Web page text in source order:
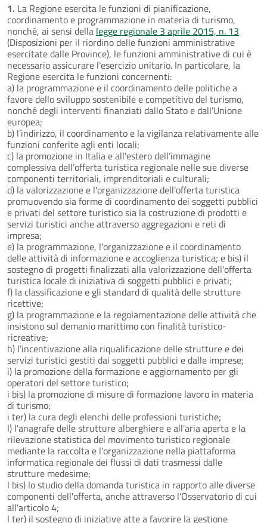
1. La Regione esercita le funzioni di pianificazione,
coordinamento e programmazione in materia di turismo,
nonché, ai sensi della legge regionale 3 aprile 2015, n. 13
(Disposizioni per il riordino delle funzioni amministrative
esercitate dalle Province), le funzioni amministrative di cui è
necessario assicurare l'esercizio unitario. In particolare, la
Regione esercita le funzioni concernenti:
a) la programmazione e il coordinamento delle politiche a
favore dello sviluppo sostenibile e competitivo del turismo,
nonché degli interventi finanziati dallo Stato e dall'Unione
europea;
b) l’indirizzo, il coordinamento e la vigilanza relativamente alle
funzioni conferite agli enti locali;
c) la promozione in Italia e all’estero dell’immagine
complessiva dell’offerta turistica regionale nelle sue diverse
componenti territoriali, imprenditoriali e culturali;
d) la valorizzazione e l'organizzazione dell'offerta turistica
promuovendo sia forme di coordinamento dei soggetti pubblici
e privati del settore turistico sia la costruzione di prodotti e
servizi turistici anche attraverso aggregazioni e reti di
impresa;
e) la programmazione, l'organizzazione e il coordinamento
delle attività di informazione e accoglienza turistica; e bis) il
sostegno di progetti finalizzati alla valorizzazione dell'offerta
turistica locale di iniziativa di soggetti pubblici e privati;
f) la classificazione e gli standard di qualità delle strutture
ricettive;
g) la programmazione e la regolamentazione delle attività che
insistono sul demanio marittimo con finalità turistico-
ricreative;
h) l’incentivazione alla riqualificazione delle strutture e dei
servizi turistici gestiti dai soggetti pubblici e dalle imprese;
i) la promozione della formazione e aggiornamento per gli
operatori del settore turistico;
i bis) la promozione di misure di formazione lavoro in materia
di turismo;
i ter) la cura degli elenchi delle professioni turistiche;
l) l'anagrafe delle strutture alberghiere e all'aria aperta e la
rilevazione statistica del movimento turistico regionale
mediante la raccolta e l'organizzazione nella piattaforma
informatica regionale dei flussi di dati trasmessi dalle
strutture medesime;
l bis) lo studio della domanda turistica in rapporto alle diverse
componenti dell'offerta, anche attraverso l'Osservatorio di cui
all'articolo 4;
l ter) il sostegno di iniziative atte a favorire la gestione